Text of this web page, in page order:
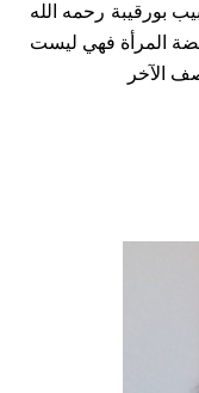
بورقيبة رحمه الله
المرأة فهي ليست
الآخر